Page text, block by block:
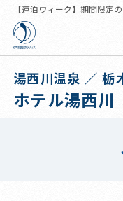
【連泊ウィーク】期間限定
湯西川温泉 ／ 栃
ホテル湯西川